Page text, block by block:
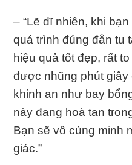
– “Lẽ dĩ nhiên, khi
quá trình đúng đắn tu
hiệu quả tốt đẹp, rất
được nhũng phút giây
khinh an như bay
này đang hoà tan
Bạn sẽ vô cùng minh
giác.”